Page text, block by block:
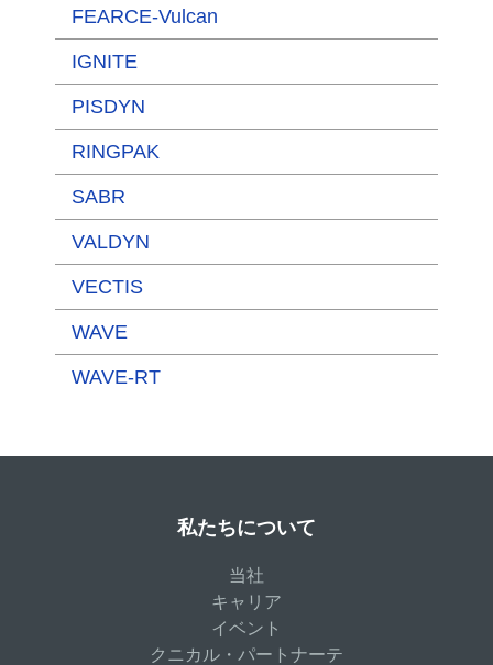
FEARCE-Vulcan
IGNITE
PISDYN
RINGPAK
SABR
VALDYN
VECTIS
WAVE
WAVE-RT
私たちについて
当社
キャリア
イベント
クニカル・パートナーテ